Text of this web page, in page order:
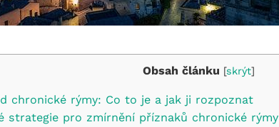
Obsah článku [skrýt]
chronické rýmy: Co to je a jak ji rozpoznat
strategie pro zmírnění příznaků chronické rýmy